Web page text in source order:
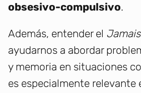
obsesivo-compulsivo.
Además, entender el
ayudarnos a abordar
y memoria en situaciones
es especialmente relevante